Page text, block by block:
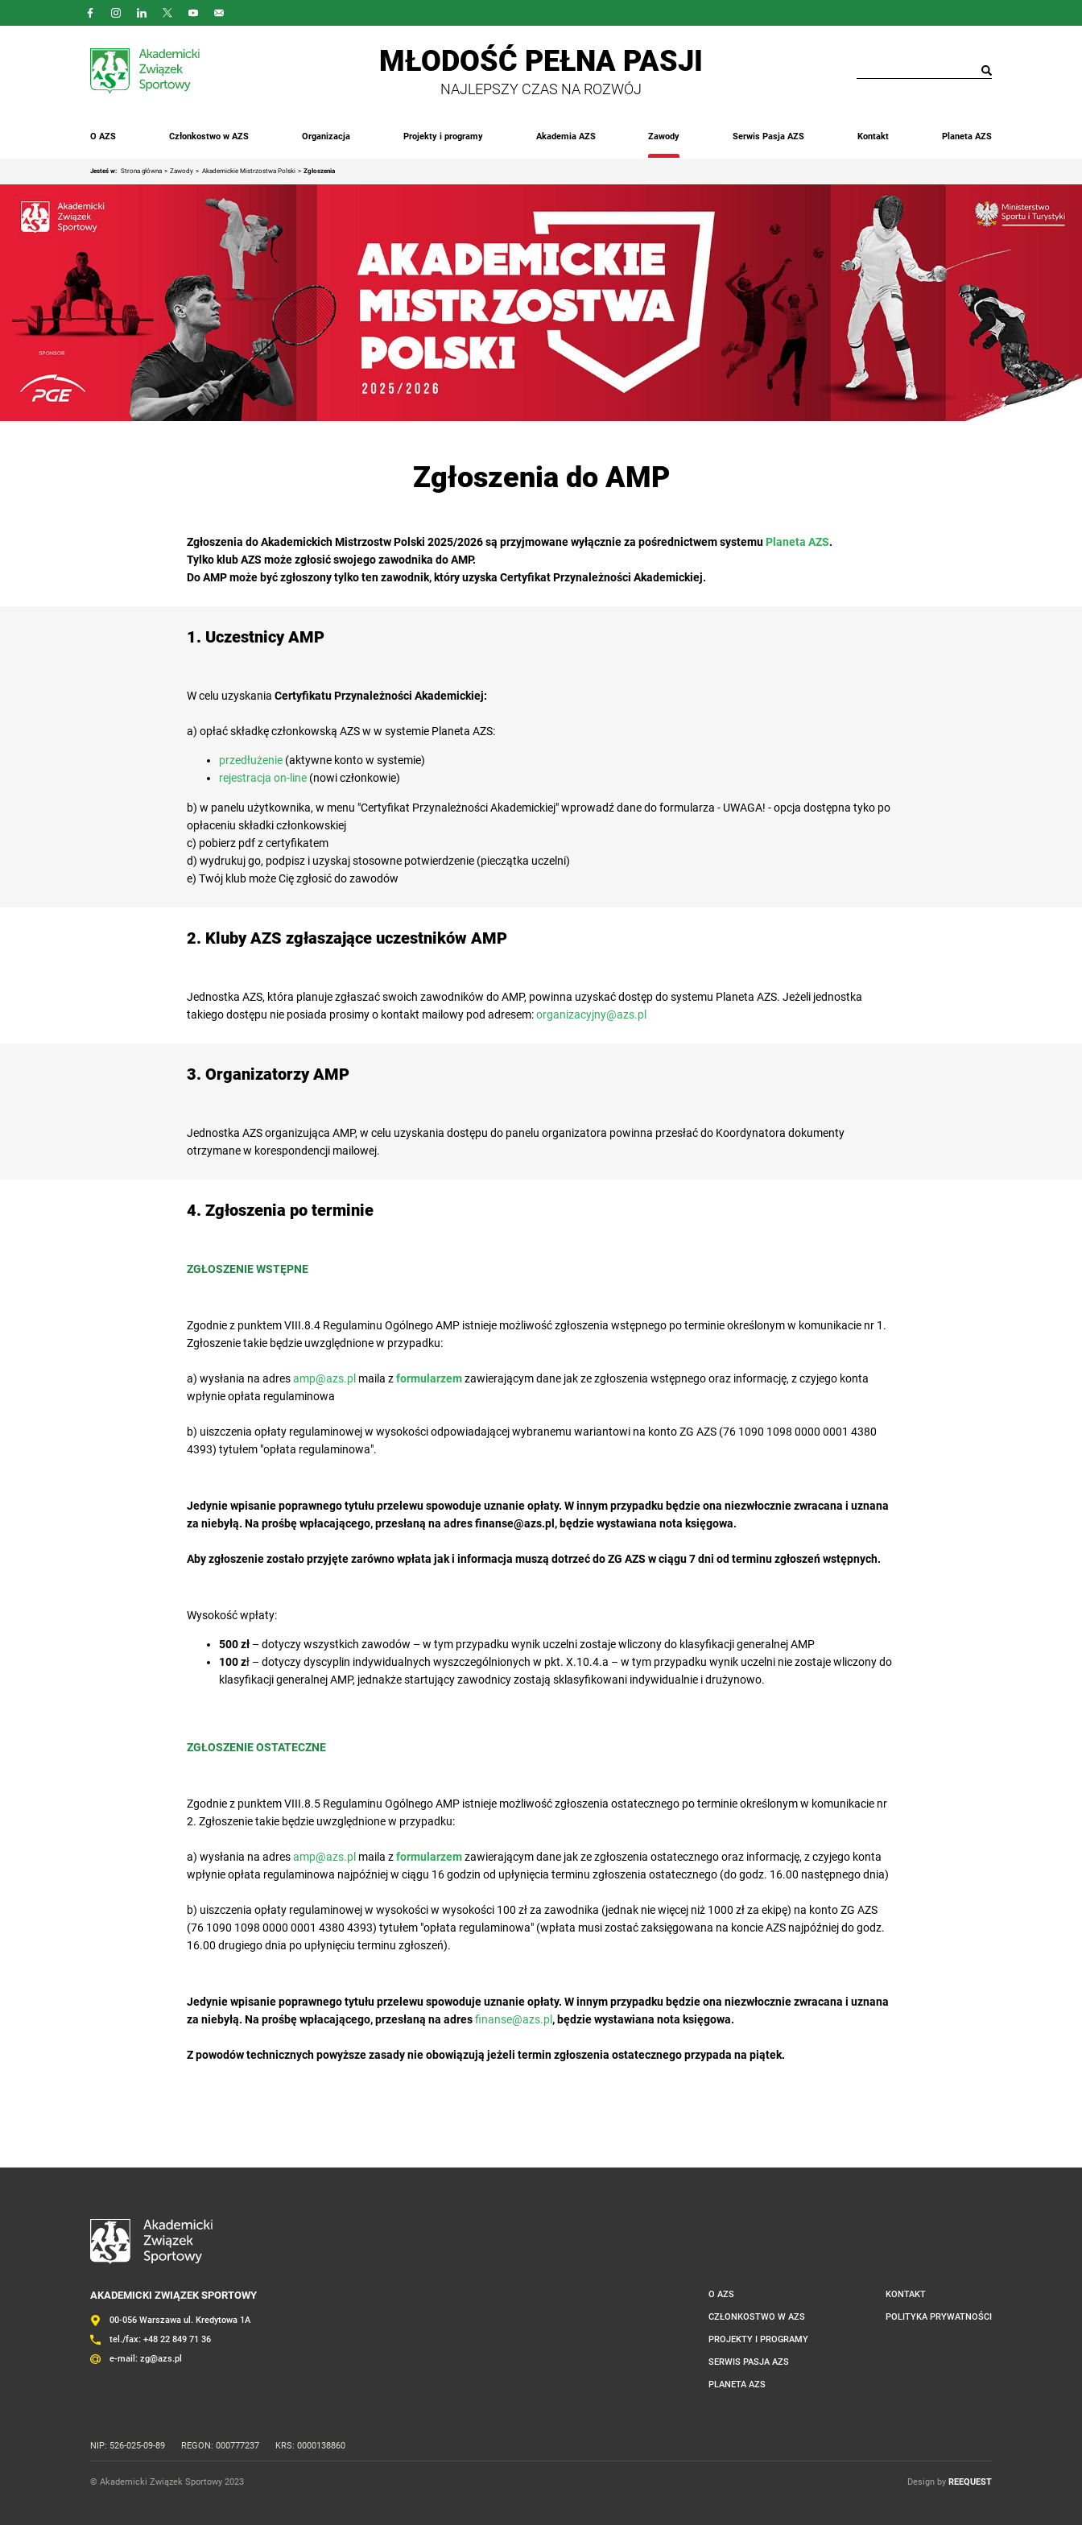
MŁODOŚĆ PEŁNA PASJI
NAJLEPSZY CZAS NA ROZWÓJ
O AZS Członkostwo w AZS Organizacja Projekty i programy Akademia AZS Zawody Serwis Pasja AZS Kontakt Planeta AZS
Jesteś w: Strona główna Zawody Akademickie Mistrzostwa Polski Zgłoszenia
Zgłoszenia do AMP
Zgłoszenia do Akademickich Mistrzostw Polski 2025/2026 są przyjmowane wyłącznie za pośrednictwem systemu Planeta AZS.
Tylko klub AZS może zgłosić swojego zawodnika do AMP.
Do AMP może być zgłoszony tylko ten zawodnik, który uzyska Certyfikat Przynależności Akademickiej.
1. Uczestnicy AMP
W celu uzyskania Certyfikatu Przynależności Akademickiej:
a) opłać składkę członkowską AZS w w systemie Planeta AZS:
przedłużenie (aktywne konto w systemie)
rejestracja on-line (nowi członkowie)
b) w panelu użytkownika, w menu "Certyfikat Przynależności Akademickiej" wprowadź dane do formularza - UWAGA! - opcja dostępna tyko po
opłaceniu składki członkowskiej
c) pobierz pdf z certyfikatem
d) wydrukuj go, podpisz i uzyskaj stosowne potwierdzenie (pieczątka uczelni)
e) Twój klub może Cię zgłosić do zawodów
2. Kluby AZS zgłaszające uczestników AMP
Jednostka AZS, która planuje zgłaszać swoich zawodników do AMP, powinna uzyskać dostęp do systemu Planeta AZS. Jeżeli jednostka
takiego dostępu nie posiada prosimy o kontakt mailowy pod adresem:organizacyjny@azs.pl
3. Organizatorzy AMP
Jednostka AZS organizująca AMP, w celu uzyskania dostępu do panelu organizatora powinna przesłać do Koordynatora dokumenty
otrzymane w korespondencji mailowej.
4. Zgłoszenia po terminie
ZGŁOSZENIE WSTĘPNE
Zgodnie z punktem VIII.8.4 Regulaminu Ogólnego AMP istnieje możliwość zgłoszenia wstępnego po terminie określonym w komunikacie nr 1.
Zgłoszenie takie będzie uwzględnione w przypadku:
a) wysłania na adresamp@azs.pl maila zformularzemzawierającym dane jak ze zgłoszenia wstępnego oraz informację, z czyjego konta
wpłynie opłata regulaminowa
b) uiszczenia opłaty regulaminowej w wysokości odpowiadającej wybranemu wariantowi na konto ZG AZS (76 1090 1098 0000 0001 4380
4393) tytułem "opłata regulaminowa".
Jedynie wpisanie poprawnego tytułu przelewu spowoduje uznanie opłaty. W innym przypadku będzie ona niezwłocznie zwracana i uznana
za niebyłą. Na prośbę wpłacającego, przesłaną na adres finanse@azs.pl, będzie wystawiana nota księgowa.
Aby zgłoszenie zostało przyjęte zarówno wpłata jak i informacja muszą dotrzeć do ZG AZS w ciągu 7 dni od terminu zgłoszeń wstępnych.
Wysokość wpłaty:
500 zł – dotyczy wszystkich zawodów – w tym przypadku wynik uczelni zostaje wliczony do klasyfikacji generalnej AMP
100 zł – dotyczy dyscyplin indywidualnych wyszczególnionych w pkt. X.10.4.a – w tym przypadku wynik uczelni nie zostaje wliczony do
klasyfikacji generalnej AMP, jednakże startujący zawodnicy zostają sklasyfikowani indywidualnie i drużynowo.
ZGŁOSZENIE OSTATECZNE
Zgodnie z punktem VIII.8.5 Regulaminu Ogólnego AMP istnieje możliwość zgłoszenia ostatecznego po terminie określonym w komunikacie nr
2. Zgłoszenie takie będzie uwzględnione w przypadku:
a) wysłania na adresamp@azs.pl maila zformularzemzawierającym dane jak ze zgłoszenia ostatecznego oraz informację, z czyjego konta
wpłynie opłata regulaminowa najpóźniej w ciągu 16 godzin od upłynięcia terminu zgłoszenia ostatecznego (do godz. 16.00 następnego dnia)
b) uiszczenia opłaty regulaminowej w wysokości w wysokości 100 zł za zawodnika (jednak nie więcej niż 1000 zł za ekipę) na konto ZG AZS
(76 1090 1098 0000 0001 4380 4393) tytułem "opłata regulaminowa" (wpłata musi zostać zaksięgowana na koncie AZS najpóźniej do godz.
16.00 drugiego dnia po upłynięciu terminu zgłoszeń).
Jedynie wpisanie poprawnego tytułu przelewu spowoduje uznanie opłaty. W innym przypadku będzie ona niezwłocznie zwracana i uznana
za niebyłą. Na prośbę wpłacającego, przesłaną na adresfinanse@azs.pl , będzie wystawiana nota księgowa.
Z powodów technicznych powyższe zasady nie obowiązują jeżeli termin zgłoszenia ostatecznego przypada na piątek.
AKADEMICKI ZWIĄZEK SPORTOWY
00-056 Warszawa ul. Kredytowa 1A
tel./fax: +48 22 849 71 36
e-mail: zg@azs.pl
O AZS
CZŁONKOSTWO W AZS
PROJEKTY I PROGRAMY
SERWIS PASJA AZS
PLANETA AZS
KONTAKT
POLITYKA PRYWATNOŚCI
NIP: 526-025-09-89 REGON: 000777237 KRS: 0000138860
© Akademicki Związek Sportowy 2023 Design by REEQUEST